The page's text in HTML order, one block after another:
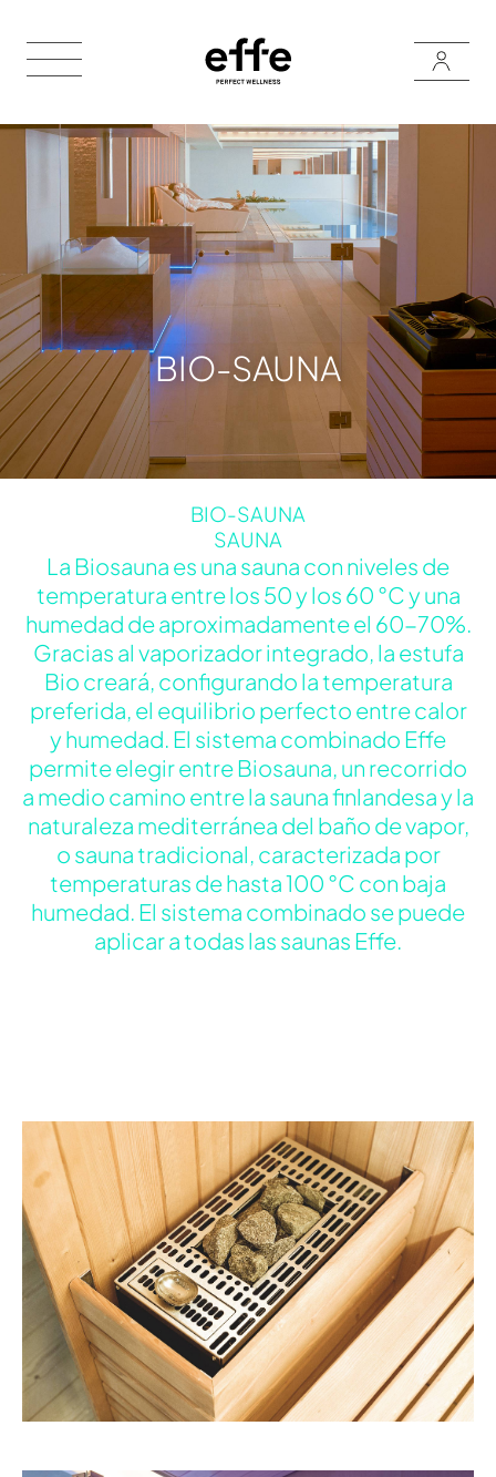
BIO-SAUNA
BIO-SAUNA
SAUNA
La Biosauna es una sauna con niveles de
temperatura entre los 50 y los 60 °C y una
humedad de aproximadamente el 60-70%.
Gracias al vaporizador integrado, la estufa
Bio creará, configurando la temperatura
preferida, el equilibrio perfecto entre calor
y humedad. El sistema combinado Effe
permite elegir entre Biosauna, un recorrido
a medio camino entre la sauna finlandesa y la
naturaleza mediterránea del baño de vapor,
o sauna tradicional, caracterizada por
temperaturas de hasta 100 °C con baja
humedad. El sistema combinado se puede
aplicar a todas las saunas Effe.